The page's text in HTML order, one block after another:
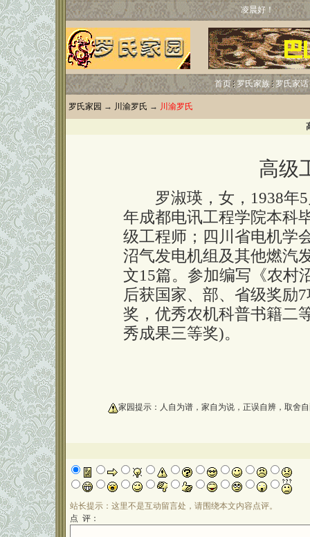
凌晨好！
首页 罗氏家族 罗氏家话
罗氏家园 → 川渝罗氏 → 川渝罗氏
高级
罗淑瑛，女，1938年5
年成都电讯工程学院本科
级工程师；四川省电机学
沼气发电机组及其他燃汽
文15篇。参加编写《农村
后获国家、部、省级奖励
奖，优秀农机科普书籍二
秀成果三等奖)。
家园提示：人自为谱，家自为说，正误自辨，取舍
站长提示：这里不是互动留言处，请围绕本文内容点评。
点 评：